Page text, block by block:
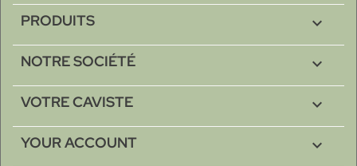
PRODUITS 
NOTRE SOCIÉTÉ 
VOTRE CAVISTE 
YOUR ACCOUNT 